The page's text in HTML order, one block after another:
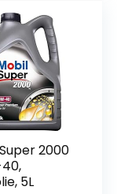
2000
40,
5L